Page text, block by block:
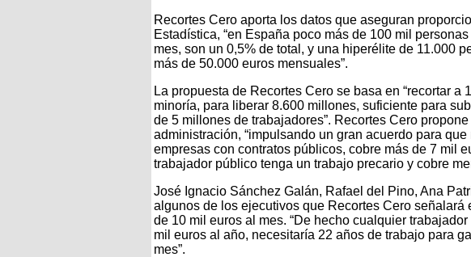
Recortes Cero aporta los datos que aseguran
Estadística, “en España poco más de 100 mil
mes, son un 0,5% de total, y una hiperélite de 11.000
más de 50.000 euros mensuales”.
La propuesta de Recortes Cero se basa en “recortar a
minoría, para liberar 8.600 millones, suficiente para
de 5 millones de trabajadores”. Recortes Cero
administración, “impulsando un gran acuerdo para
empresas con contratos públicos, cobre más de 7 mil
trabajador público tenga un trabajo precario y cobre
José Ignacio Sánchez Galán, Rafael del Pino, Ana
algunos de los ejecutivos que Recortes Cero señalará
de 10 mil euros al mes. “De hecho cualquier
mil euros al año, necesitaría 22 años de trabajo para
mes”.